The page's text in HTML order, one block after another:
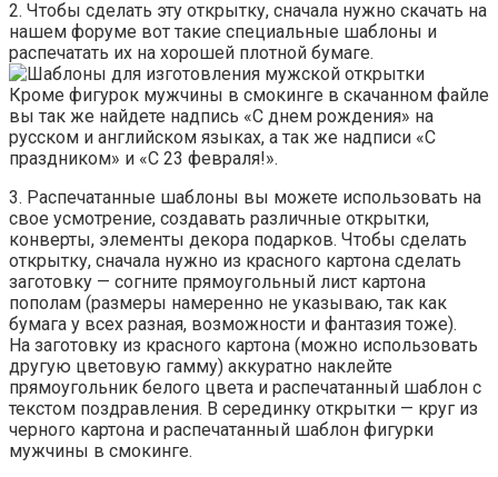
2. Чтобы сделать эту открытку, сначала нужно скачать на
нашем форуме вот такие специальные шаблоны и
распечатать их на хорошей плотной бумаге.
Кроме фигурок мужчины в смокинге в скачанном файле
вы так же найдете надпись «С днем рождения» на
русском и английском языках, а так же надписи «С
праздником» и «С 23 февраля!».
3. Распечатанные шаблоны вы можете использовать на
свое усмотрение, создавать различные открытки,
конверты, элементы декора подарков. Чтобы сделать
открытку, сначала нужно из красного картона сделать
заготовку — согните прямоугольный лист картона
пополам (размеры намеренно не указываю, так как
бумага у всех разная, возможности и фантазия тоже).
На заготовку из красного картона (можно использовать
другую цветовую гамму) аккуратно наклейте
прямоугольник белого цвета и распечатанный шаблон с
текстом поздравления. В серединку открытки — круг из
черного картона и распечатанный шаблон фигурки
мужчины в смокинге.